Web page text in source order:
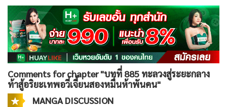
Comments for chapter "บทที่ 885 ทะลวงสู่ระยะกลาง
ท้าสู้อริยะเทพอวี๋เจี้ยนสองหมื่นห้าพันคน"
MANGA DISCUSSION